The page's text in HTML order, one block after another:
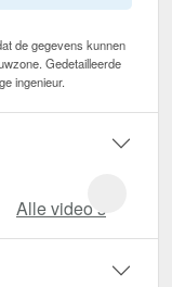
de gegevens kunnen
Gedetailleerde
ingenieur.
Alle video‘s